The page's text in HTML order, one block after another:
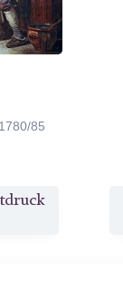
85